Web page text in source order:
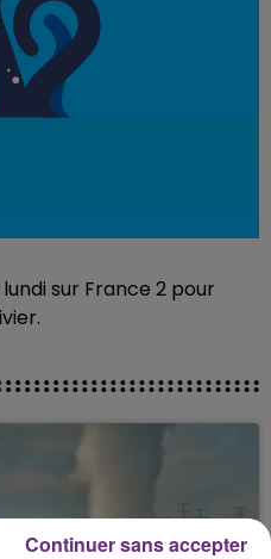
sur France 2 pour
Continuer sans accepter